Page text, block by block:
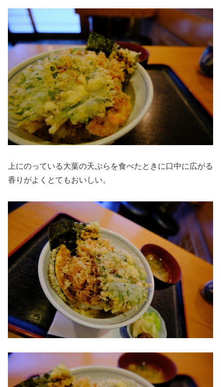
上にのっている大葉の天ぷらを食べたときに口中に広がる
香りがよくとてもおいしい。